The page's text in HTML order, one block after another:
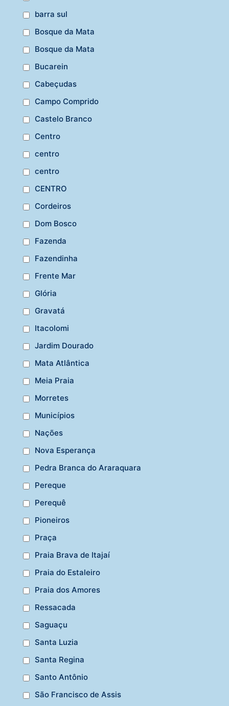
barra sul
Bosque da Mata
Bosque da Mata
Bucarein
Cabeçudas
Campo Comprido
Castelo Branco
Centro
centro
centro
CENTRO
Cordeiros
Dom Bosco
Fazenda
Fazendinha
Frente Mar
Glória
Gravatá
Itacolomi
Jardim Dourado
Mata Atlântica
Meia Praia
Morretes
Municípios
Nações
Nova Esperança
Pedra Branca do Araraquara
Pereque
Perequê
Pioneiros
Praça
Praia Brava de Itajaí
Praia do Estaleiro
Praia dos Amores
Ressacada
Saguaçu
Santa Luzia
Santa Regina
Santo Antônio
São Francisco de Assis